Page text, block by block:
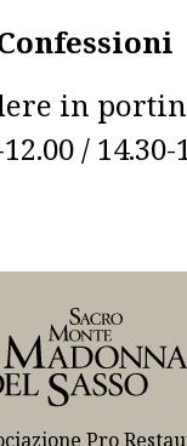
in
/ 14.30-
Pro